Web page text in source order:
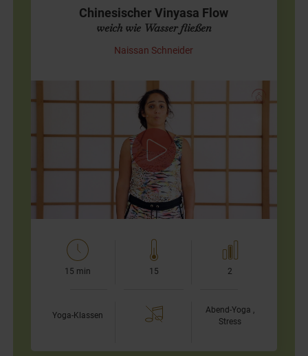
Chinesischer Vinyasa Flow
weich wie Wasser fließen
Naissan Schneider
Übungen aus taoistischem Qi Gong
Dieses Video führt Dich von einem angespannten Körper
und Geist zurück in Deinen natürlichen Zustand von
entspannter Ruhe. Mit nur 15 Minuten Dauer eignen
15 min 15 2
Yoga-Klassen
Abend-Yoga ,
Stress